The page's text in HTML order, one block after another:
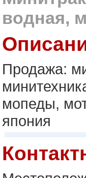
водная,
Продажа:
мопеды,
япония